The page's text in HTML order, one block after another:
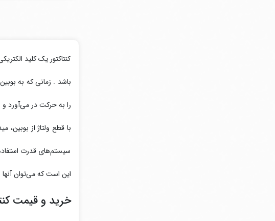
کنتاکتور یک کلید
را به حرکت در می‌آورد
با قطع ولتاژ از
سیستم‌های قدرت
این است که می‌توان آنها
خرید و قیمت